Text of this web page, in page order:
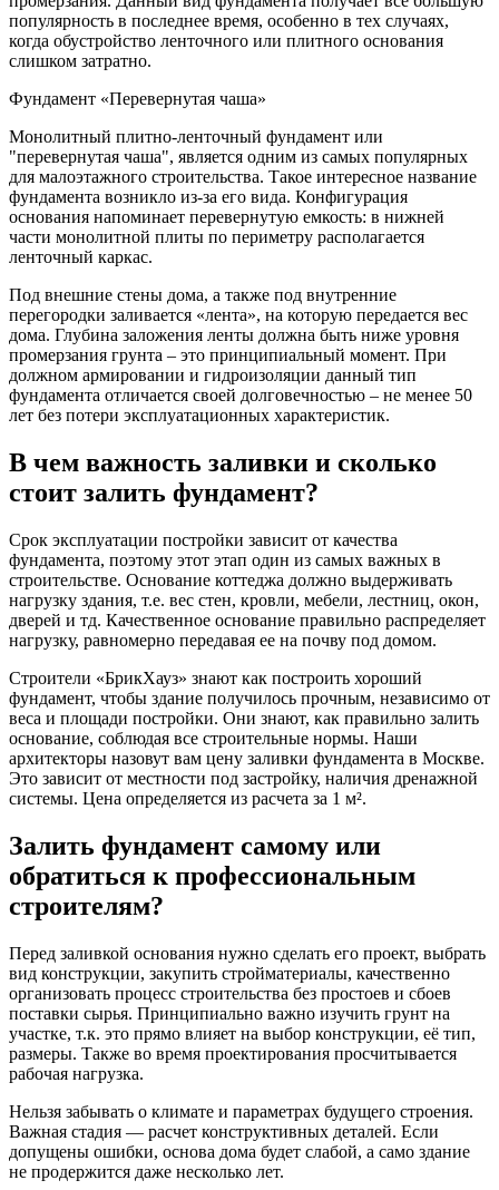
популярность в последнее время, особенно в тех случаях,
когда обустройство ленточного или плитного основания
слишком затратно.
Фундамент «Перевернутая чаша»
Монолитный плитно-ленточный фундамент или
"перевернутая чаша", является одним из самых популярных
для малоэтажного строительства. Такое интересное название
фундамента возникло из-за его вида. Конфигурация
основания напоминает перевернутую емкость: в нижней
части монолитной плиты по периметру располагается
ленточный каркас.
Под внешние стены дома, а также под внутренние
перегородки заливается «лента», на которую передается вес
дома. Глубина заложения ленты должна быть ниже уровня
промерзания грунта – это принципиальный момент. При
должном армировании и гидроизоляции данный тип
фундамента отличается своей долговечностью – не менее 50
лет без потери эксплуатационных характеристик.
В чем важность заливки и сколько
стоит залить фундамент?
Срок эксплуатации постройки зависит от качества
фундамента, поэтому этот этап один из самых важных в
строительстве. Основание коттеджа должно выдерживать
нагрузку здания, т.е. вес стен, кровли, мебели, лестниц, окон,
дверей и тд. Качественное основание правильно распределяет
нагрузку, равномерно передавая ее на почву под домом.
Строители «БрикХауз» знают как построить хороший
фундамент, чтобы здание получилось прочным, независимо от
веса и площади постройки. Они знают, как правильно залить
основание, соблюдая все строительные нормы. Наши
архитекторы назовут вам цену заливки фундамента в Москве.
Это зависит от местности под застройку, наличия дренажной
системы. Цена определяется из расчета за 1 м².
Залить фундамент самому или
обратиться к профессиональным
строителям?
Перед заливкой основания нужно сделать его проект, выбрать
вид конструкции, закупить стройматериалы, качественно
организовать процесс строительства без простоев и сбоев
поставки сырья. Принципиально важно изучить грунт на
участке, т.к. это прямо влияет на выбор конструкции, её тип,
размеры. Также во время проектирования просчитывается
рабочая нагрузка.
Нельзя забывать о климате и параметрах будущего строения.
Важная стадия — расчет конструктивных деталей. Если
допущены ошибки, основа дома будет слабой, а само здание
не продержится даже несколько лет.